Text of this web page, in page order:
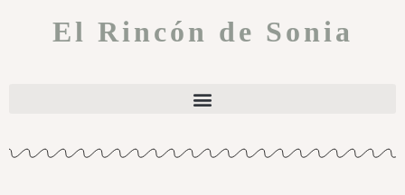
El Rincón de Sonia